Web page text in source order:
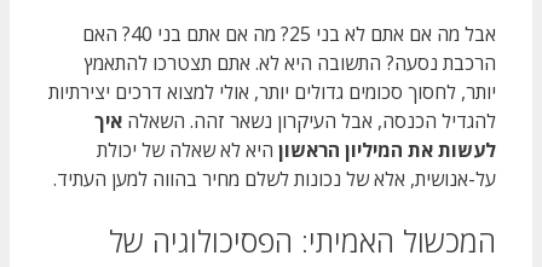
אבל מה אם אתם לא בני 25? מה אם אתם בני 40? האם
הרכבת נסעה? התשובה היא לא. אתם תצטרכו להתאמץ
יותר, לחסוך סכומים גדולים יותר, אולי למצוא דרכים יצירתיות
להגדיל הכנסה, אבל העיקרון נשאר זהה. השאלה איך
לעשות את המיליון הראשון היא לא שאלה של יכולת
על-אנושית, אלא של נכונות לשלם מחיר בהווה למען העתיד.
המכשול האמיתי: הפסיכולוגיה של